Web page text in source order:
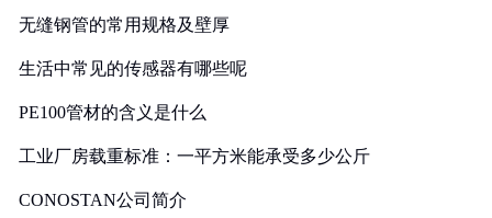
无缝钢管的常用规格及壁厚
生活中常见的传感器有哪些呢
PE100管材的含义是什么
工业厂房载重标准：一平方米能承受多少公斤
CONOSTAN公司简介